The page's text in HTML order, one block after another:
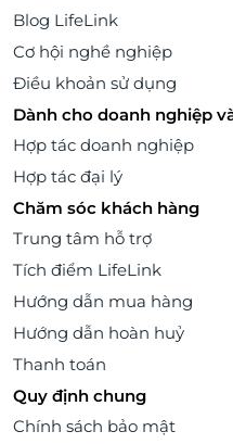
Blog LifeLink
Cơ hội nghề nghiệp
Điều khoản sử dụng
Dành cho doanh nghiệp
Hợp tác doanh nghiệp
Hợp tác đại lý
Chăm sóc khách hàng
Trung tâm hỗ trợ
Tích điểm LifeLink
Hướng dẫn mua hàng
Hướng dẫn hoàn huỷ
Thanh toán
Quy định chung
Chính sách bảo mật